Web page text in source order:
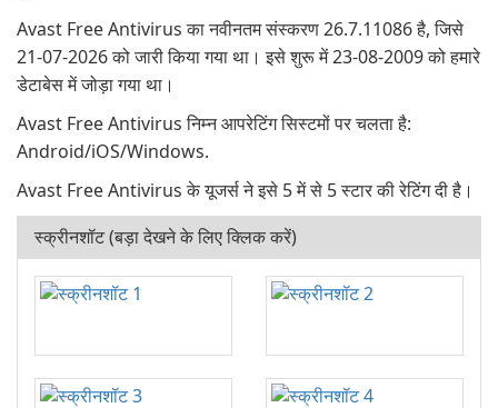
Avast Free Antivirus का नवीनतम संस्करण 26.7.11086 है, जिसे
21-07-2026 को जारी किया गया था। इसे शुरू में 23-08-2009 को हमारे
डेटाबेस में जोड़ा गया था।
Avast Free Antivirus निम्न आपरेटिंग सिस्टमों पर चलता है:
Android/iOS/Windows.
Avast Free Antivirus के यूजर्स ने इसे 5 में से 5 स्टार की रेटिंग दी है।
स्क्रीनशॉट (बड़ा देखने के लिए क्लिक करें)